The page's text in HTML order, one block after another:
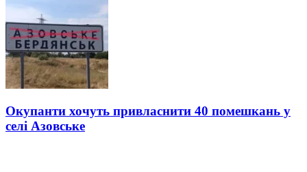
Окупанти хочуть привласнити 40 помешкань у
селі Азовське